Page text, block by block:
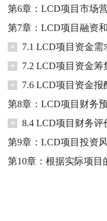
第6章：LCD项目市场
第7章：LCD项目融资
+
7.1 LCD项目资金需
+
7.2 LCD项目资金筹
+
7.6 LCD项目资金报
第8章：LCD项目财务
+
8.4 LCD项目财务评
第9章：LCD项目投资
第10章：根据实际项